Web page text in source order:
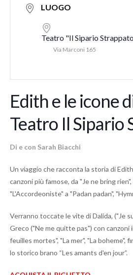
LUOGO
Teatro "Il Sipario
Via Marconi 165
Edith e le icone
Teatro Il Sipario
Di e con Sarah Biacchi
Un viaggio che racconta la storia di
canzoni più famose, da "Je ne bring rien",
"L'Accordeoniste" a "Padan padan",
Verranno toccate le vite di Dalida, ("Je
Greco ("Ne me quitte pas") con canzoni
feuilles mortes", "La mer", "La boheme",
lo storico brano “Les amants d'en jour”.